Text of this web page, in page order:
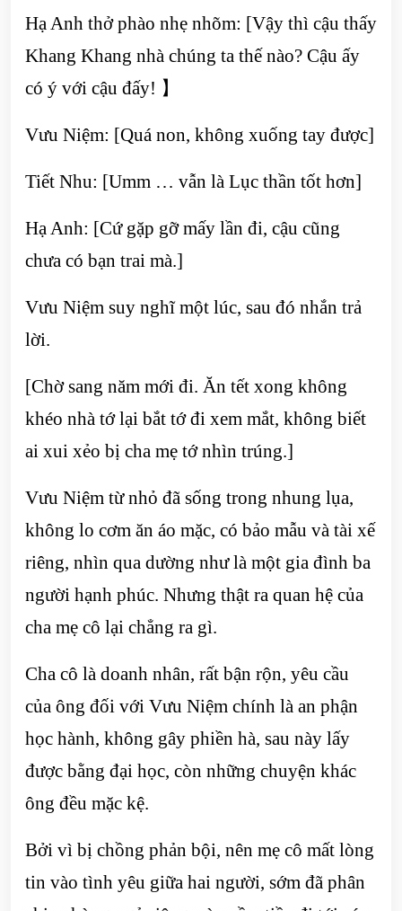
Hạ Anh thở phào nhẹ nhõm: [Vậy thì cậu thấy
Khang Khang nhà chúng ta thế nào? Cậu ấy
có ý với cậu đấy! 】
Vưu Niệm: [Quá non, không xuống tay được]
Tiết Nhu: [Umm … vẫn là Lục thần tốt hơn]
Hạ Anh: [Cứ gặp gỡ mấy lần đi, cậu cũng
chưa có bạn trai mà.]
Vưu Niệm suy nghĩ một lúc, sau đó nhắn trả
lời.
[Chờ sang năm mới đi. Ăn tết xong không
khéo nhà tớ lại bắt tớ đi xem mắt, không biết
ai xui xẻo bị cha mẹ tớ nhìn trúng.]
Vưu Niệm từ nhỏ đã sống trong nhung lụa,
không lo cơm ăn áo mặc, có bảo mẫu và tài xế
riêng, nhìn qua dường như là một gia đình ba
người hạnh phúc. Nhưng thật ra quan hệ của
cha mẹ cô lại chẳng ra gì.
Cha cô là doanh nhân, rất bận rộn, yêu cầu
của ông đối với Vưu Niệm chính là an phận
học hành, không gây phiền hà, sau này lấy
được bằng đại học, còn những chuyện khác
ông đều mặc kệ.
Bởi vì bị chồng phản bội, nên mẹ cô mất lòng
tin vào tình yêu giữa hai người, sớm đã phân